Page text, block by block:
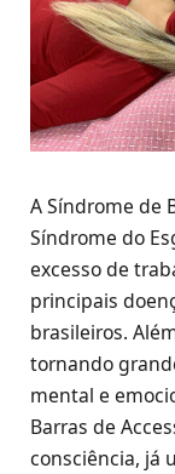
A Síndrome de
Síndrome do
excesso de
principais
brasileiros.
tornando
mental e
Barras de
consciência, já